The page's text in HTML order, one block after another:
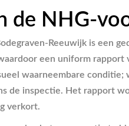
de NHG-
Reeuwijk is een
een uniform
waarneembare
de inspectie. Het rapport
verkort.